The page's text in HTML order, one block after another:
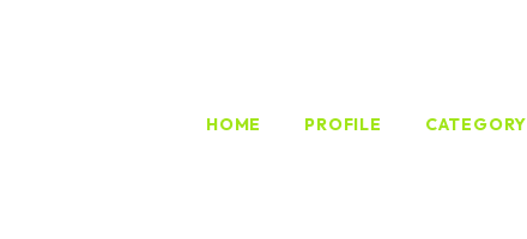
HOME PROFILE CATEGORY